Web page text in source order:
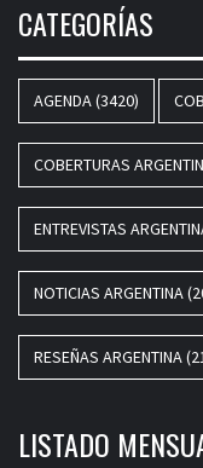
CATEGORÍAS
AGENDA(3420)
COBERTURAS
ENTREVISTAS
NOTICIAS ARGENTINA
RESEÑAS ARGENTINA
LISTADO